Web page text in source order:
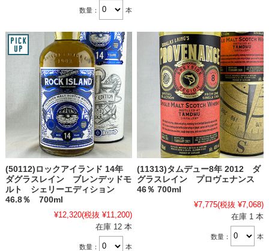
数量： 本
(50112)ロックアイランド 14年
ダグラスレイン ブレンデッドモ
ルト シェリーエディション
46.8％ 700ml
¥12,320(税抜 ¥11,200)
在庫 12 本
数量： 本
(11313)タムデュー8年 2012 ダ
グラスレイン プロヴェナンス
46％ 700ml
¥7,775(税抜 ¥7,068)
在庫 1 本
数量： 本